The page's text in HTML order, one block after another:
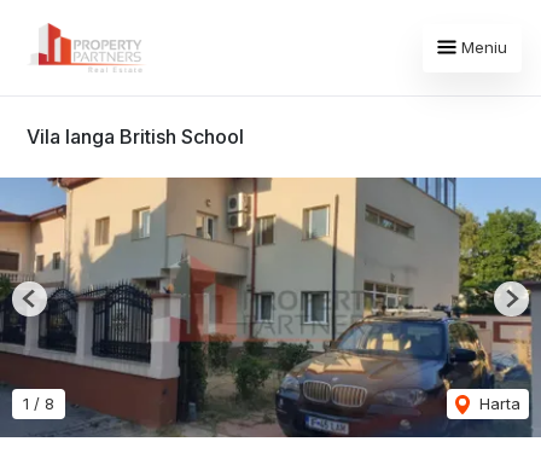
Meniu
Vila langa British School
1 / 8 Harta
Previous